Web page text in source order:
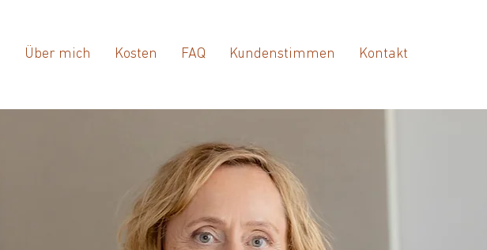
Über mich Kosten FAQ Kundenstimmen Kontakt